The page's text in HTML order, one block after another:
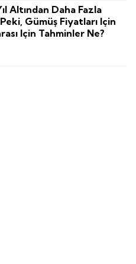
Altından Daha Fazla
Peki, Gümüş Fiyatları Için
Için Tahminler Ne?